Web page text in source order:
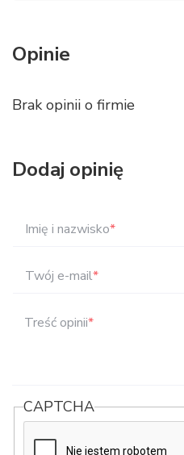
Opinie
Brak opinii o firmie
Dodaj opinię
Imię i nazwisko*
Twój e-mail*
Treść opinii*
CAPTCHA